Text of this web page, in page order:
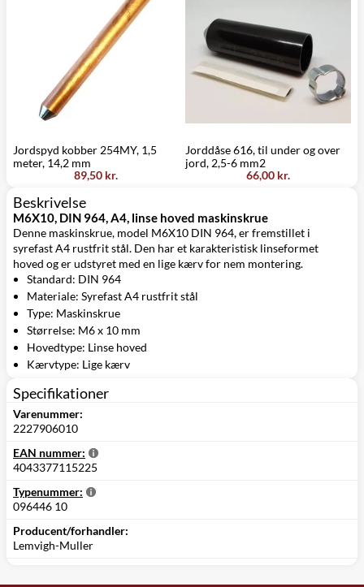
Jordspyd kobber 254MY, 1,5
meter, 14,2 mm
89,50 kr.
Jorddåse 616, til under og over
jord, 2,5-6 mm2
66,00 kr.
Beskrivelse
M6X10, DIN 964, A4, linse hoved maskinskrue
Denne maskinskrue, model M6X10 DIN 964, er fremstillet i
syrefast A4 rustfrit stål. Den har et karakteristisk linseformet
hoved og er udstyret med en lige kærv for nem montering.
Standard: DIN 964
Materiale: Syrefast A4 rustfrit stål
Type: Maskinskrue
Størrelse: M6 x 10 mm
Hovedtype: Linse hoved
Kærvtype: Lige kærv
Specifikationer
Varenummer:
2227906010
EAN nummer:
4043377115225
Typenummer:
096446 10
Producent/forhandler:
Lemvigh-Muller